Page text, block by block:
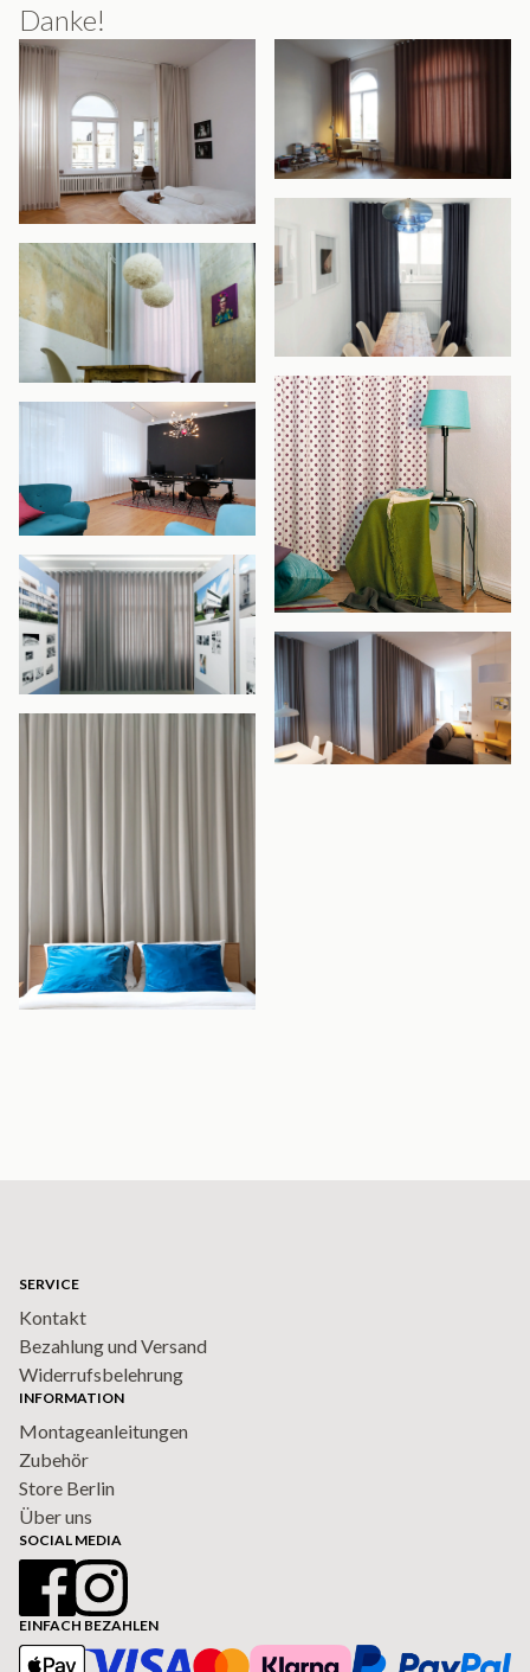
Danke!
SERVICE
Kontakt
Bezahlung und Versand
Widerrufsbelehrung
INFORMATION
Montageanleitungen
Zubehör
Store Berlin
Über uns
SOCIAL MEDIA
EINFACH BEZAHLEN